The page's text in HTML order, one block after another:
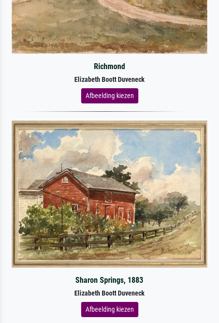
Richmond
Elizabeth Boott Duveneck
Afbeelding kiezen
Sharon Springs, 1883
Elizabeth Boott Duveneck
Afbeelding kiezen